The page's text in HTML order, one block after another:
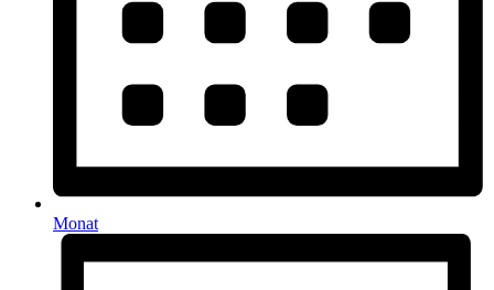
Monat